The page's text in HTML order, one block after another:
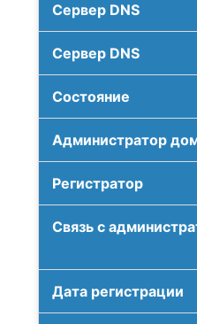
Сервер DNS
Сервер DNS
Соcтояние
Администратор
Регистратор
Связь с
Дата регистрации